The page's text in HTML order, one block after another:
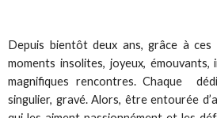
Depuis bientôt deux ans, grâce à ces
moments insolites, joyeux,
magnifiques rencontres. Chaque
singulier, gravé. Alors, être entourée